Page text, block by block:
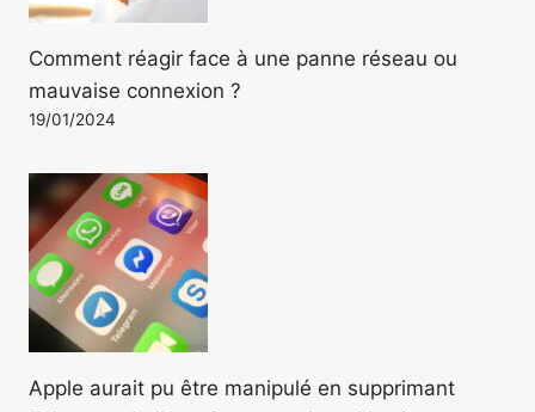
Comment réagir face à une panne réseau ou
mauvaise connexion ?
19/01/2024
Apple aurait pu être manipulé en supprimant